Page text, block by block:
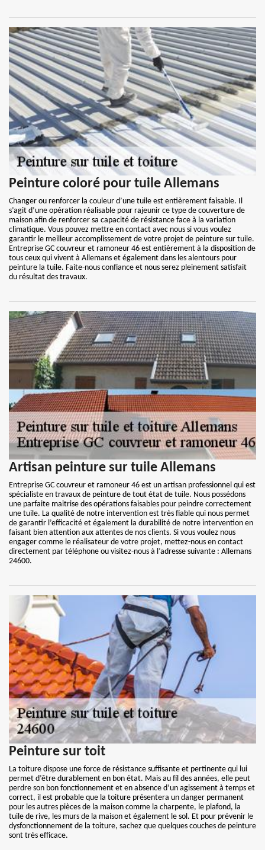
Peinture coloré pour tuile Allemans
Changer ou renforcer la couleur d’une tuile est entièrement faisable. Il
s’agit d’une opération réalisable pour rajeunir ce type de couverture de
maison afin de renforcer sa capacité de résistance face à la variation
climatique. Vous pouvez mettre en contact avec nous si vous voulez
garantir le meilleur accomplissement de votre projet de peinture sur tuile.
Entreprise GC couvreur et ramoneur 46 est entièrement à la disposition de
tous ceux qui vivent à Allemans et également dans les alentours pour
peinture la tuile. Faite-nous confiance et nous serez pleinement satisfait
du résultat des travaux.
Artisan peinture sur tuile Allemans
Entreprise GC couvreur et ramoneur 46 est un artisan professionnel qui est
spécialiste en travaux de peinture de tout état de tuile. Nous possédons
une parfaite maitrise des opérations faisables pour peindre correctement
une tuile. La qualité de notre intervention est très fiable qui nous permet
de garantir l’efficacité et également la durabilité de notre intervention en
faisant bien attention aux attentes de nos clients. Si vous voulez nous
engager comme le réalisateur de votre projet, mettez-nous en contact
directement par téléphone ou visitez-nous à l’adresse suivante : Allemans
24600.
Peinture sur toit
La toiture dispose une force de résistance suffisante et pertinente qui lui
permet d’être durablement en bon état. Mais au fil des années, elle peut
perdre son bon fonctionnement et en absence d’un agissement à temps et
correct, il est probable que la toiture présentera un danger permanent
pour les autres pièces de la maison comme la charpente, le plafond, la
tuile de rive, les murs de la maison et également le sol. Et pour prévenir le
dysfonctionnement de la toiture, sachez que quelques couches de peinture
sont très efficace.